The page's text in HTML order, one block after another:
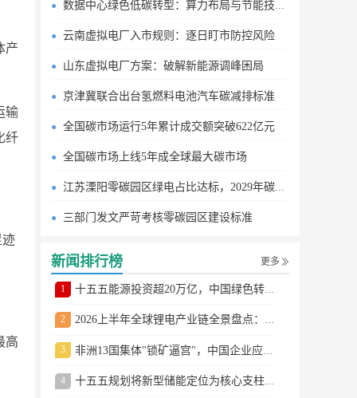
产
输
纤
迹
高
数据中心绿色低碳转型：算力布局与节能技术突破
云南虚拟电厂入市规则：逐日盯市防控风险
山东虚拟电厂方案：破解新能源调峰困局
京津冀联合出台氢燃料电池汽车碳减排标准
全国碳市场运行5年累计成交额突破622亿元
全国碳市场上线5年成全球最大碳市场
江苏溧阳零碳园区绿电占比达标，2029年碳排目标明确
三部门发文严苛考核零碳园区建设标准
新闻排行榜 更多
1 十五五能源投资超20万亿，中国绿色转型提速
2 2026上半年全球锂电产业链全景盘点：储能爆发、整车出口高增、材料供需分化
3
4 十五五规划将新型储能定位为核心支柱产业